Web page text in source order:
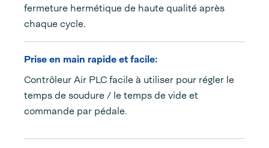
fermeture hermétique de haute qualité après
chaque cycle.
Prise en main rapide et facile:
Contrôleur Air PLC facile à utiliser pour régler le
temps de soudure / le temps de vide et
commande par pédale.